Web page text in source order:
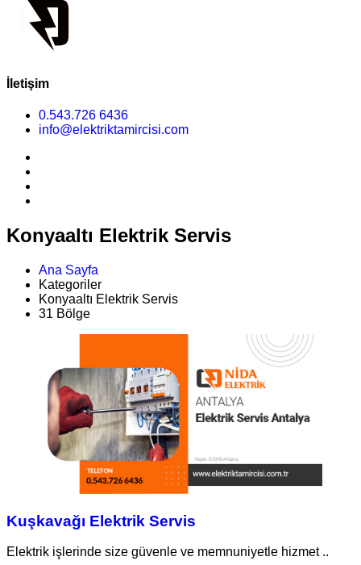
İletişim
0.543.726 6436
info@elektriktamircisi.com
Konyaaltı Elektrik Servis
Ana Sayfa
Kategoriler
Konyaaltı Elektrik Servis
31 Bölge
Kuşkavağı Elektrik Servis
Elektrik işlerinde size güvenle ve memnuniyetle hizmet ..